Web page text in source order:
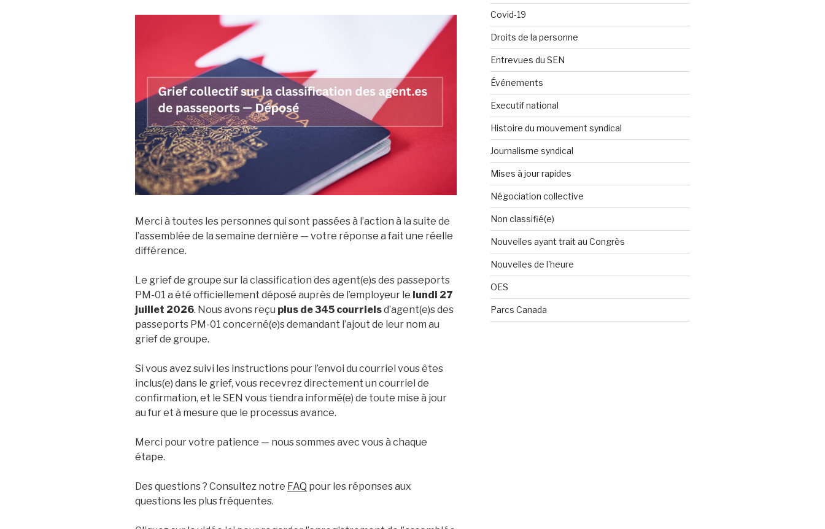
Merci à toutes les personnes qui sont passées à l’action à la suite de
l’assemblée de la semaine dernière — votre réponse a fait une réelle
différence.
Le grief de groupe sur la classification des agent(e)s des passeports
PM-01 a été officiellement déposé auprès de l’employeur le lundi 27
juillet 2026. Nous avons reçu plus de 345 courrielsd’agent(e)s des
passeports PM-01 concerné(e)s demandant l’ajout de leur nom au
grief de groupe.
Si vous avez suivi les instructions pour l’envoi du courriel vous êtes
inclus(e) dans le grief, vous recevrez directement un courriel de
confirmation, et le SEN vous tiendra informé(e) de toute mise à jour
au fur et à mesure que le processus avance.
Merci pour votre patience — nous sommes avec vous à chaque
étape.
Des questions ? Consultez notre FAQ pour les réponses aux
questions les plus fréquentes.
Covid-19
Droits de la personne
Entrevues du SEN
Événements
Executif national
Histoire du mouvement syndical
Journalisme syndical
Mises à jour rapides
Négociation collective
Non classifié(e)
Nouvelles ayant trait au Congrès
Nouvelles de l'heure
OES
Parcs Canada